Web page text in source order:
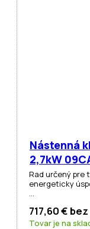
Nástenná
2,7kW
Rad určený pre
energeticky
…
717,60€ bez
Tovar je na